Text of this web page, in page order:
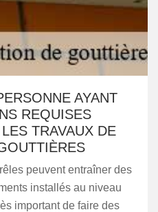
AYANT
REQUISES
TRAVAUX DE
peuvent entraîner des
installés au niveau
important de faire des